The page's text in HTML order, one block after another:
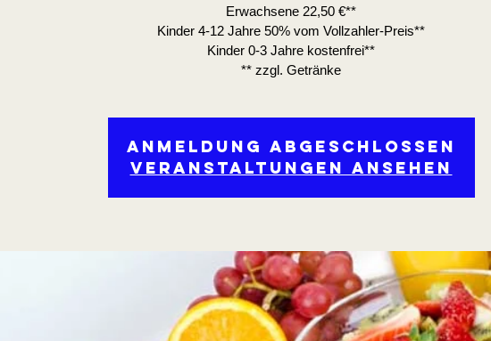
Erwachsene 22,50 €**
Kinder 4-12 Jahre 50% vom Vollzahler-Preis**
Kinder 0-3 Jahre kostenfrei**
** zzgl. Getränke
Anmeldung abgeschlossen
Veranstaltungen ansehen